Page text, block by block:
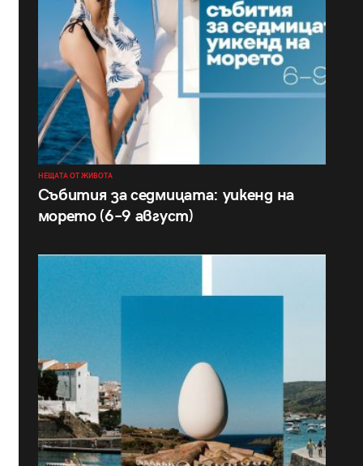
НЕЩАТА ОТ ЖИВОТА
Събития за седмицата: уикенд на
морето (6–9 август)